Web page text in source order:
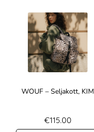
WOUF – Seljakott, KIM
€115.00